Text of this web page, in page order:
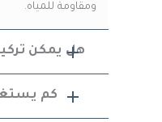
ومقاومة للمياه.
هل يمكن
كم